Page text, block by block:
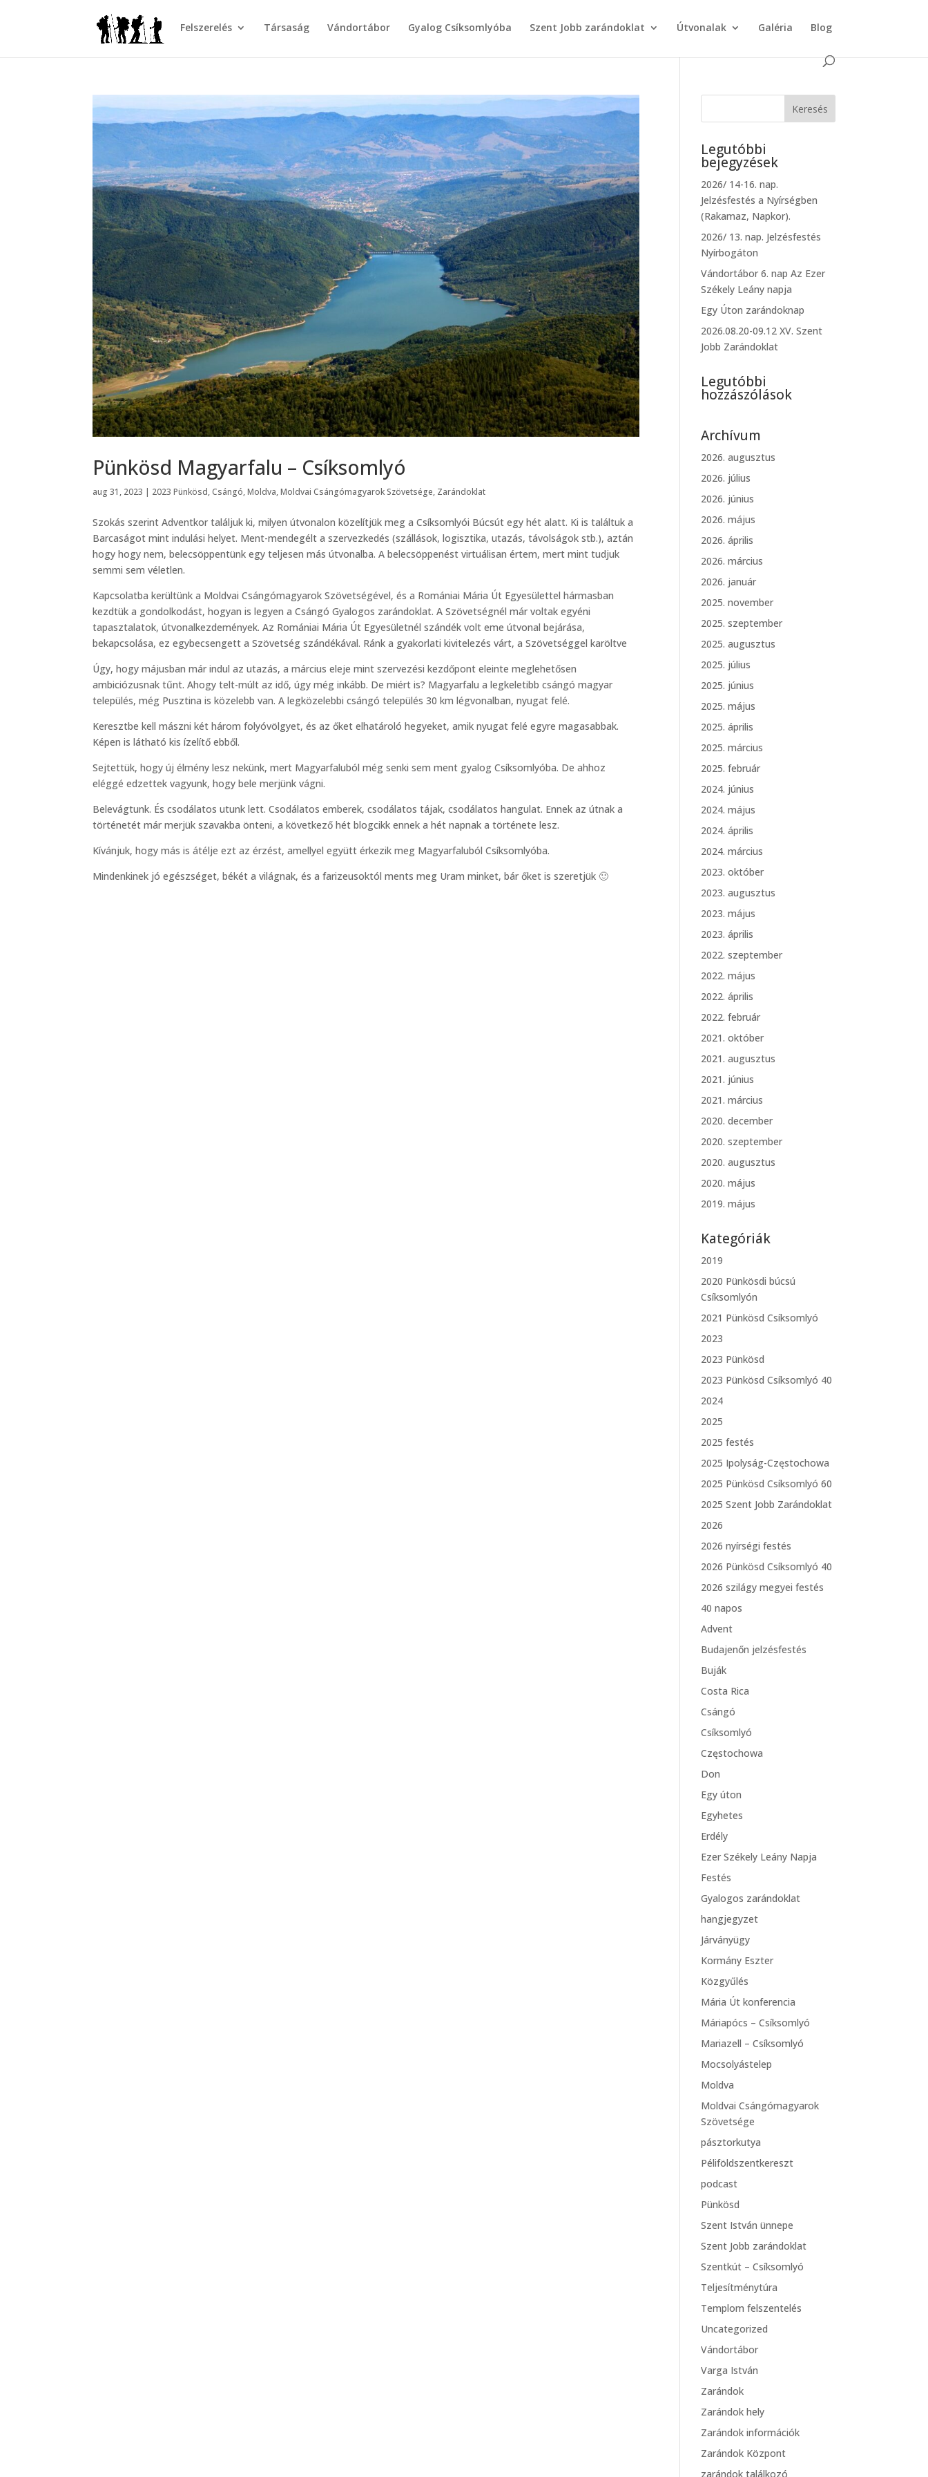
Felszerelés Társaság Vándortábor Gyalog Csíksomlyóba Szent Jobb zarándoklat Útvonalak Galéria Blog
Pünkösd Magyarfalu – Csíksomlyó
aug 31, 2023 | 2023 Pünkösd,Csángó,Moldva,Moldvai Csángómagyarok Szövetsége, Zarándoklat
Szokás szerint Adventkor találjuk ki, milyen útvonalon közelítjük meg a Csíksomlyói Búcsút egy hét alatt. Ki is találtuk a
Barcaságot mint indulási helyet. Ment-mendegélt a szervezkedés (szállások, logisztika, utazás, távolságok stb.), aztán
hogy hogy nem, belecsöppentünk egy teljesen más útvonalba. A belecsöppenést virtuálisan értem, mert mint tudjuk
semmi sem véletlen.
Kapcsolatba kerültünk a Moldvai Csángómagyarok Szövetségével, és a Romániai Mária Út Egyesülettel hármasban
kezdtük a gondolkodást, hogyan is legyen a Csángó Gyalogos zarándoklat. A Szövetségnél már voltak egyéni
tapasztalatok, útvonalkezdemények. Az Romániai Mária Út Egyesületnél szándék volt eme útvonal bejárása,
bekapcsolása, ez egybecsengett a Szövetség szándékával. Ránk a gyakorlati kivitelezés várt, a Szövetséggel karöltve
Úgy, hogy májusban már indul az utazás, a március eleje mint szervezési kezdőpont eleinte meglehetősen
ambiciózusnak tűnt. Ahogy telt-múlt az idő, úgy még inkább. De miért is? Magyarfalu a legkeletibb csángó magyar
település, még Pusztina is közelebb van. A legközelebbi csángó település 30 km légvonalban, nyugat felé.
Keresztbe kell mászni két három folyóvölgyet, és az őket elhatároló hegyeket, amik nyugat felé egyre magasabbak.
Képen is látható kis ízelítő ebből.
Sejtettük, hogy új élmény lesz nekünk, mert Magyarfaluból még senki sem ment gyalog Csíksomlyóba. De ahhoz
eléggé edzettek vagyunk, hogy bele merjünk vágni.
Belevágtunk. És csodálatos utunk lett. Csodálatos emberek, csodálatos tájak, csodálatos hangulat. Ennek az útnak a
történetét már merjük szavakba önteni, a következő hét blogcikk ennek a hét napnak a története lesz.
Kívánjuk, hogy más is átélje ezt az érzést, amellyel együtt érkezik meg Magyarfaluból Csíksomlyóba.
Mindenkinek jó egészséget, békét a világnak, és a farizeusoktól ments meg Uram minket, bár őket is szeretjük 🙂
Legutóbbi
bejegyzések
2026/ 14-16. nap.
Jelzésfestés a Nyírségben
(Rakamaz, Napkor).
2026/ 13. nap. Jelzésfestés
Nyírbogáton
Vándortábor 6. nap Az Ezer
Székely Leány napja
Egy Úton zarándoknap
2026.08.20-09.12 XV. Szent
Jobb Zarándoklat
Legutóbbi
hozzászólások
Archívum
2026. augusztus
2026. július
2026. június
2026. május
2026. április
2026. március
2026. január
2025. november
2025. szeptember
2025. augusztus
2025. július
2025. június
2025. május
2025. április
2025. március
2025. február
2024. június
2024. május
2024. április
2024. március
2023. október
2023. augusztus
2023. május
2023. április
2022. szeptember
2022. május
2022. április
2022. február
2021. október
2021. augusztus
2021. június
2021. március
2020. december
2020. szeptember
2020. augusztus
2020. május
2019. május
Kategóriák
2019
2020 Pünkösdi búcsú
Csíksomlyón
2021 Pünkösd Csíksomlyó
2023
2023 Pünkösd
2023 Pünkösd Csíksomlyó 40
2024
2025
2025 festés
2025 Ipolyság-Częstochowa
2025 Pünkösd Csíksomlyó 60
2025 Szent Jobb Zarándoklat
2026
2026 nyírségi festés
2026 Pünkösd Csíksomlyó 40
2026 szilágy megyei festés
40 napos
Advent
Budajenőn jelzésfestés
Buják
Costa Rica
Csángó
Csíksomlyó
Częstochowa
Don
Egy úton
Egyhetes
Erdély
Ezer Székely Leány Napja
Festés
Gyalogos zarándoklat
hangjegyzet
Járványügy
Kormány Eszter
Közgyűlés
Mária Út konferencia
Máriapócs – Csíksomlyó
Mariazell – Csíksomlyó
Mocsolyástelep
Moldva
Moldvai Csángómagyarok
Szövetsége
pásztorkutya
Péliföldszentkereszt
podcast
Pünkösd
Szent István ünnepe
Szent Jobb zarándoklat
Szentkút – Csíksomlyó
Teljesítménytúra
Templom felszentelés
Uncategorized
Vándortábor
Varga István
Zarándok
Zarándok hely
Zarándok információk
Zarándok Központ
zarándok találkozó